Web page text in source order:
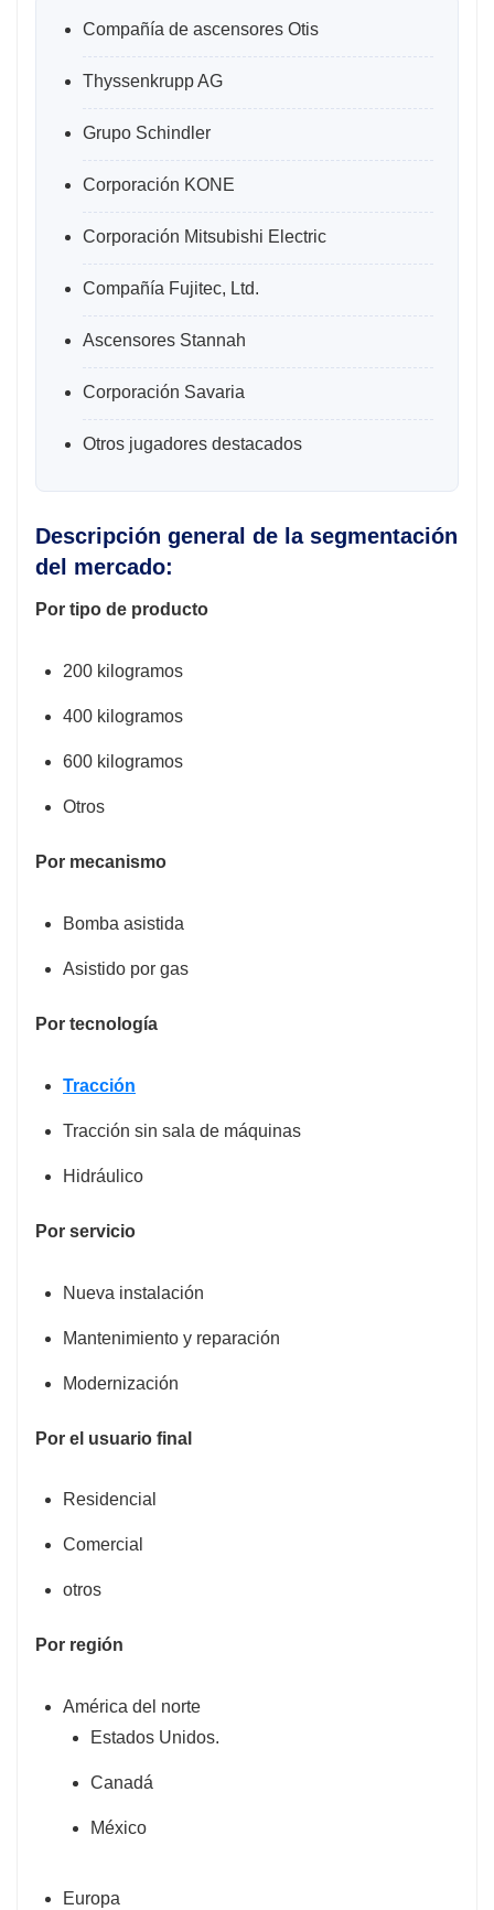
Compañía de ascensores Otis
Thyssenkrupp AG
Grupo Schindler
Corporación KONE
Corporación Mitsubishi Electric
Compañía Fujitec, Ltd.
Ascensores Stannah
Corporación Savaria
Otros jugadores destacados
Descripción general de la segmentación
del mercado:
Por tipo de producto
200 kilogramos
400 kilogramos
600 kilogramos
Otros
Por mecanismo
Bomba asistida
Asistido por gas
Por tecnología
Tracción
Tracción sin sala de máquinas
Hidráulico
Por servicio
Nueva instalación
Mantenimiento y reparación
Modernización
Por el usuario final
Residencial
Comercial
otros
Por región
América del norte
Estados Unidos.
Canadá
México
Europa